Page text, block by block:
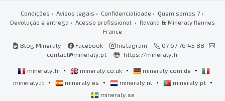
Condições • Avisos legais • Confidencialidade • Quem somos ?•
Devolução e entrega • Acesso profissional • Ravaka & Mineraly Rennes
France
Blog Mineraly
Facebook Instagram
07 67 76 45 88
contact@mineraly.pt
https://mineraly.fr
mineraly.fr • mineraly.co.uk • mineraly.com.de •
mineraly.it • mineraly.es • mineraly.nl • mineraly.pt •
mineraly.se